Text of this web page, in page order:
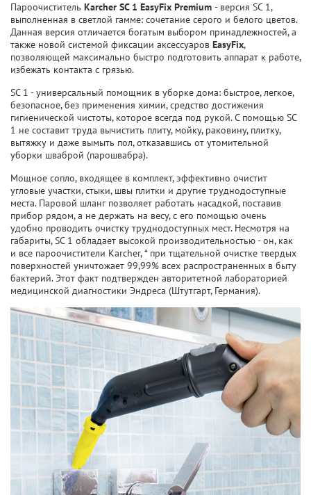
Пароочиститель Karcher SC 1 EasyFix Premium - версия SC 1,
выполненная в светлой гамме: сочетание серого и белого цветов.
Данная версия отличается богатым выбором принадлежностей, а
также новой системой фиксации аксессуаров EasyFix,
позволяющей максимально быстро подготовить аппарат к работе,
избежать контакта с грязью.
SC 1 - универсальный помощник в уборке дома: быстрое, легкое,
безопасное, без применения химии, средство достижения
гигиенической чистоты, которое всегда под рукой. С помощью SC
1 не составит труда вычистить плиту, мойку, раковину, плитку,
вытяжку и даже вымыть пол, отказавшись от утомительной
уборки шваброй (парошвабра).
Мощное сопло, входящее в комплект, эффективно очистит
угловые участки, стыки, швы плитки и другие труднодоступные
места. Паровой шланг позволяет работать насадкой, поставив
прибор рядом, а не держать на весу, с его помощью очень
удобно проводить очистку труднодоступных мест. Несмотря на
габариты, SC 1 обладает высокой производительностью - он, как
и все пароочистители Karcher, * при тщательной очистке твердых
поверхностей уничтожает 99,99% всех распространенных в быту
бактерий. Этот факт подтвержден авторитетной лабораторией
медицинской диагностики Эндреса (Штутгарт, Германия).